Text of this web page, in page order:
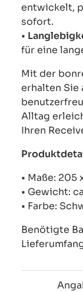
entwickelt,
sofort.
•
für eine
Mit der
erhalten Sie
Alltag
Ihren
• Maße: 205
• Gewicht:
• Farbe:
Benötigte